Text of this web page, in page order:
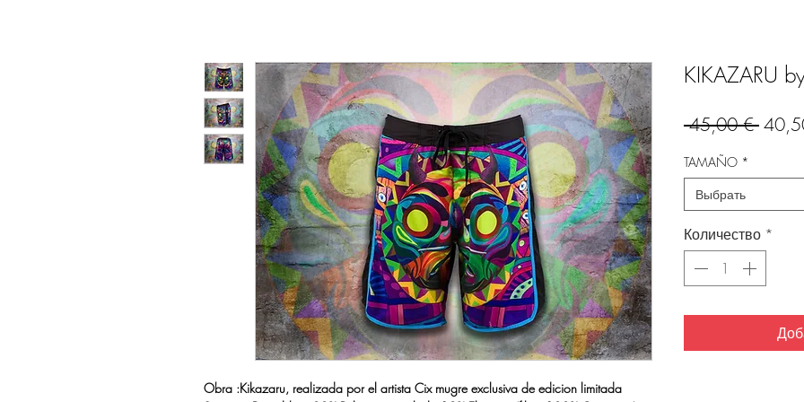
Obra :Kikazaru, realizada por el artista Cix mugre exclusiva de edicion limitada
KIKAZARU
45,00 €
TAMAÑO *
Выбрать
Количество *